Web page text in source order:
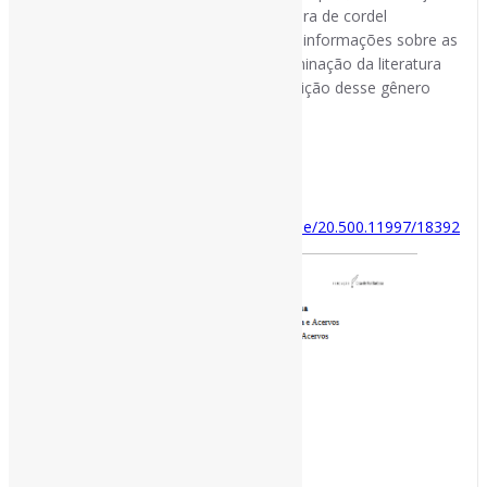
do guia de instituições ligadas à literatura de cordel
representa uma possibilidade de reunir informações sobre as
instituições, contribuindo para a disseminação da literatura
de cordel e para a manutenção da tradição desse gênero
https://rubi.casaruibarbosa.gov.br/handle/20.500.11997/18392